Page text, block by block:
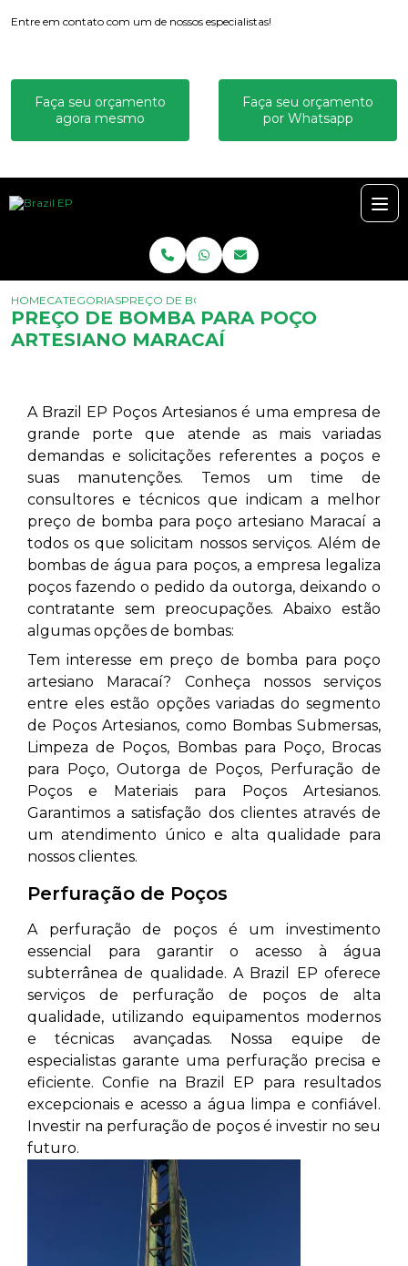
Entre em contato com um de nossos especialistas!
Faça seu orçamento
agora mesmo
Faça seu orçamento
por Whatsapp
HOMECATEGORIASPREÇO DE BOMBA PARA POÇO ARTESIANO
PREÇO DE BOMBA PARA POÇO
ARTESIANO MARACAÍ
A Brazil EP Poços Artesianos é uma empresa de
grande porte que atende as mais variadas
demandas e solicitações referentes a poços e
suas manutenções. Temos um time de
consultores e técnicos que indicam a melhor
preço de bomba para poço artesiano Maracaí a
todos os que solicitam nossos serviços. Além de
bombas de água para poços, a empresa legaliza
poços fazendo o pedido da outorga, deixando o
contratante sem preocupações. Abaixo estão
algumas opções de bombas:
Tem interesse em preço de bomba para poço
artesiano Maracaí? Conheça nossos serviços
entre eles estão opções variadas do segmento
de Poços Artesianos, como Bombas Submersas,
Limpeza de Poços, Bombas para Poço, Brocas
para Poço, Outorga de Poços, Perfuração de
Poços e Materiais para Poços Artesianos.
Garantimos a satisfação dos clientes através de
um atendimento único e alta qualidade para
nossos clientes.
Perfuração de Poços
A perfuração de poços é um investimento
essencial para garantir o acesso à água
subterrânea de qualidade. A Brazil EP oferece
serviços de perfuração de poços de alta
qualidade, utilizando equipamentos modernos
e técnicas avançadas. Nossa equipe de
especialistas garante uma perfuração precisa e
eficiente. Confie na Brazil EP para resultados
excepcionais e acesso a água limpa e confiável.
Investir na perfuração de poços é investir no seu
futuro.